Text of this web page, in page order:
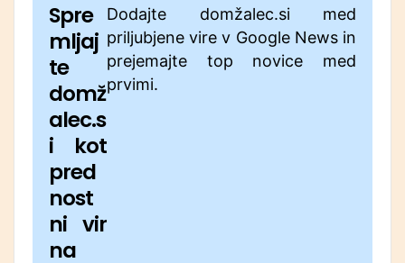
Spre
mljaj
te
domž
alec.s
i kot
pred
nost
ni vir
na
Dodajte domžalec.si med
priljubjene vire v Google News in
prejemajte top novice med
prvimi.